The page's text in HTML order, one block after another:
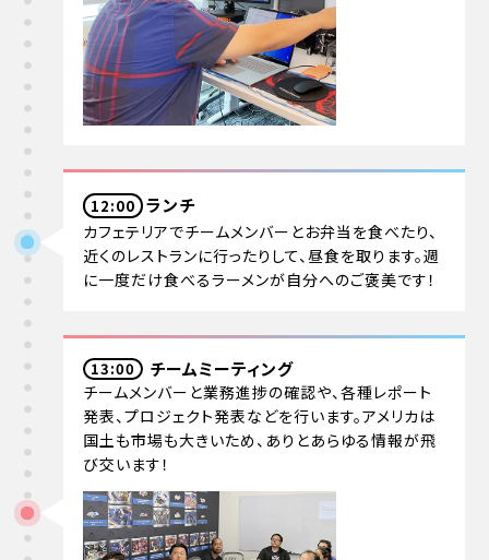
12:00 ランチ
カフェテリアでチームメンバーとお弁当を食べたり、
近くのレストランに行ったりして、昼食を取ります。週
に一度だけ食べるラーメンが自分へのご褒美です！
13:00 チームミーティング
チームメンバーと業務進捗の確認や、各種レポート
発表、プロジェクト発表などを行います。アメリカは
国土も市場も大きいため、ありとあらゆる情報が飛
び交います！